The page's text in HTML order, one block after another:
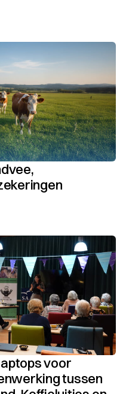
voor
tussen